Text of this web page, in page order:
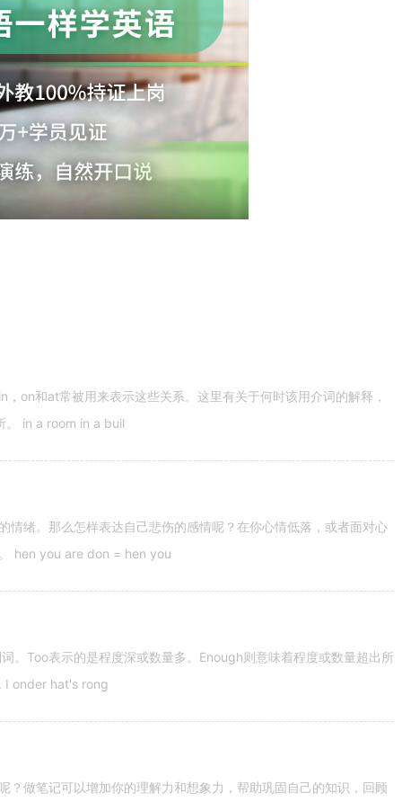
on和at常被用来表示这些关系。这里有关于何时该用介词的解释，
。 in a room in a buil
情绪。那么怎样表达自己悲伤的感情呢？在你心情低落，或者面对心
hen you are don = hen you
Too表示的是程度深或数量多。Enough则意味着程度或数量超出所
I onder hat's rong
做笔记可以增加你的理解力和想象力，帮助巩固自己的知识，回顾